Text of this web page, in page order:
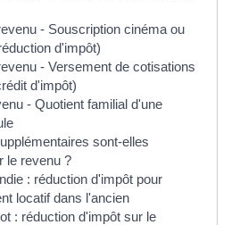
- Souscription cinéma ou
d'impôt)
- Versement de cotisations
d'impôt)
- Quotient familial d'une
sont-elles
le revenu ?
: réduction d'impôt pour
locatif dans l'ancien
: réduction d'impôt sur le